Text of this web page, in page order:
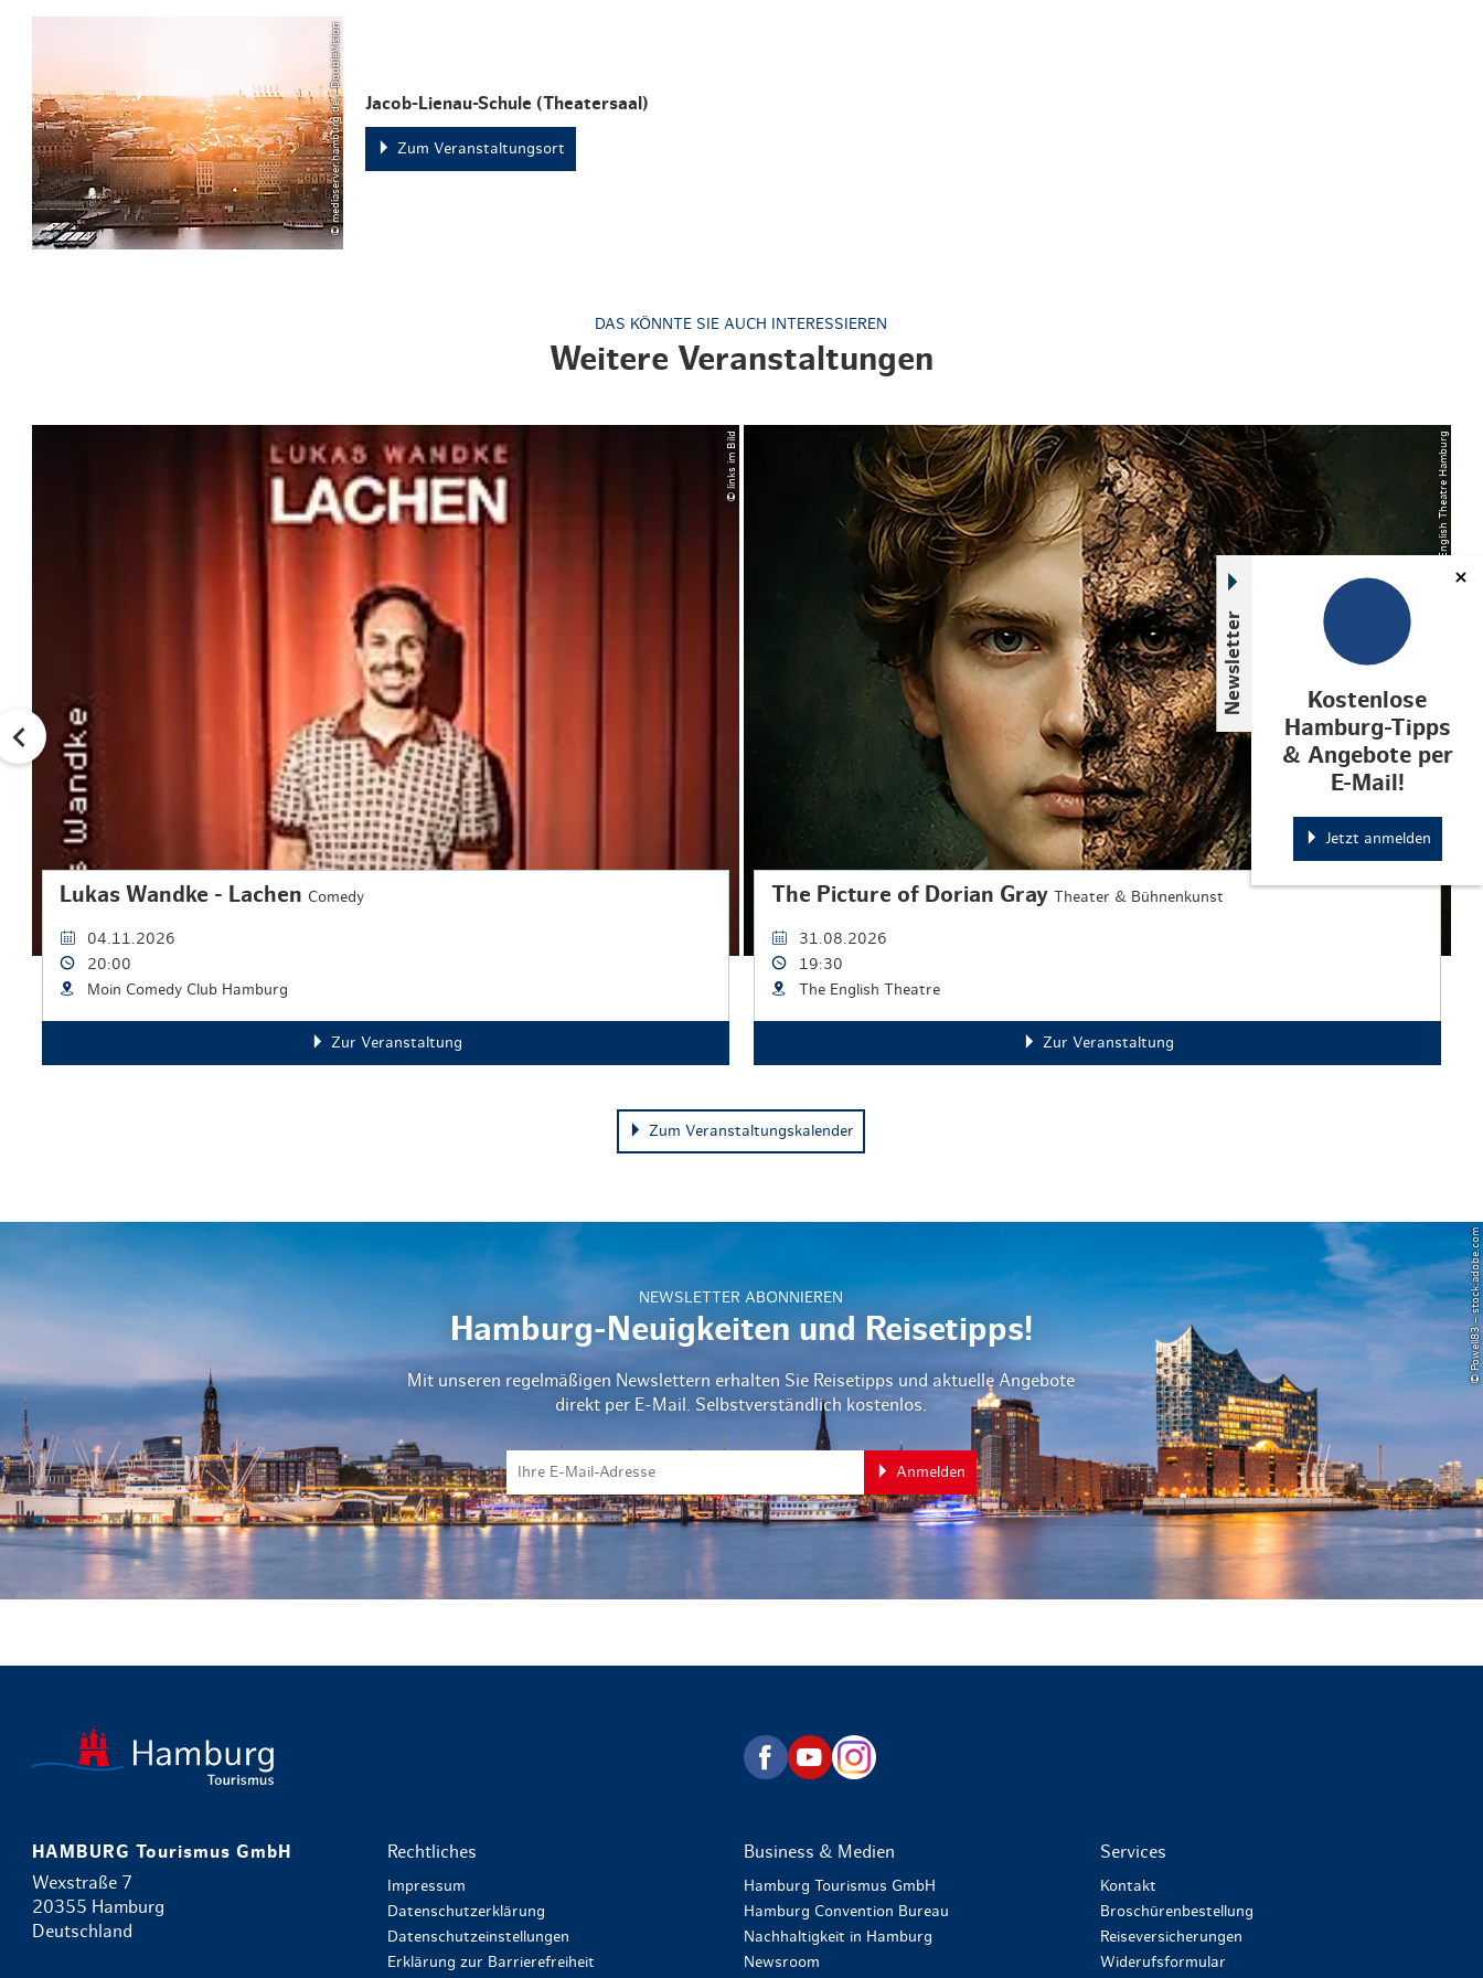
Newsletter
Kostenlose
Hamburg-Tipps
& Angebote per
E-Mail!
Jetzt anmelden
© mediaserver.hamburg.de / DoubleVision Jacob-Lienau-Schule (Theatersaal)
Zum Veranstaltungsort
DAS KÖNNTE SIE AUCH INTERESSIEREN
Weitere Veranstaltungen
© links im Bild
Lukas Wandke - Lachen Comedy
04.11.2026
20:00
Moin Comedy Club Hamburg
Zur Veranstaltung
© English Theatre Hamburg
The Picture of Dorian Gray Theater & Bühnenkunst
31.08.2026
19:30
The English Theatre
Zur Veranstaltung
Zum Veranstaltungskalender
NEWSLETTER ABONNIEREN
Hamburg-Neuigkeiten und Reisetipps!
Mit unseren regelmäßigen Newslettern erhalten Sie Reisetipps und aktuelle Angebote
direkt per E-Mail. Selbstverständlich kostenlos.
Anmelden
© Powell83 – stock.adobe.com
zurück zur Startseite
HAMBURG Tourismus GmbH
Wexstraße 7
20355 Hamburg
Deutschland
Rechtliches
Impressum
Datenschutzerklärung
Datenschutzeinstellungen
Erklärung zur Barrierefreiheit
Business & Medien
Hamburg Tourismus GmbH
Hamburg Convention Bureau
Nachhaltigkeit in Hamburg
Newsroom
Services
Kontakt
Broschürenbestellung
Reiseversicherungen
Widerufsformular